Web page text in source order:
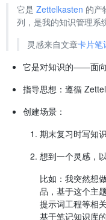
它是 Zettelkasten 的产
列，是我的知识管理系
灵感来自文章卡片笔
它是对知识的——面
指导思想：遵循
创建场景：
期末复习时写知识
想到一个灵感，
比如：我突然想
品，基于这个主
提示词工程等相
基于笔记知识库